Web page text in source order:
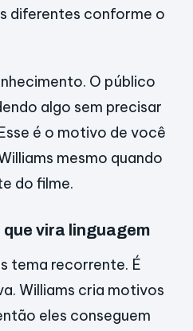
diferentes conforme o
O público
algo sem precisar
é o motivo de você
mesmo quando
do filme.
vira linguagem
tema recorrente. É
Williams cria motivos
eles conseguem